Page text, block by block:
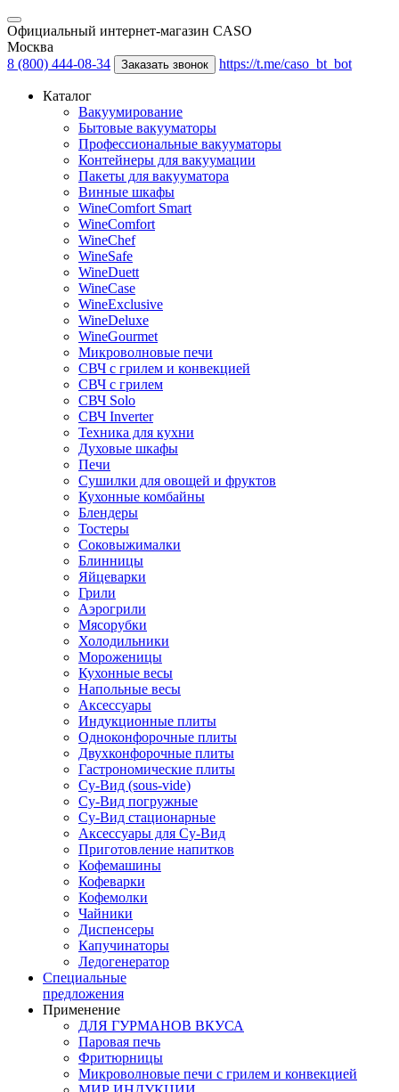
Официальный интернет-магазин CASO
Москва
8 (800) 444-08-34
Заказать звонок https://t.me/caso_bt_bot
Каталог
Вакуумирование
Бытовые вакууматоры
Профессиональные вакууматоры
Контейнеры для вакуумации
Пакеты для вакууматора
Винные шкафы
WineComfort Smart
WineComfort
WineChef
WineSafe
WineDuett
WineCase
WineExclusive
WineDeluxe
WineGourmet
Микроволновые печи
СВЧ с грилем и конвекцией
СВЧ с грилем
СВЧ Solo
СВЧ Inverter
Техника для кухни
Духовые шкафы
Печи
Сушилки для овощей и фруктов
Кухонные комбайны
Блендеры
Тостеры
Соковыжималки
Блинницы
Яйцеварки
Грили
Аэрогрили
Мясорубки
Холодильники
Мороженицы
Кухонные весы
Напольные весы
Аксессуары
Индукционные плиты
Одноконфорочные плиты
Двухконфорочные плиты
Гастрономические плиты
Су-Вид (sous-vide)
Су-Вид погружные
Су-Вид стационарные
Аксессуары для Су-Вид
Приготовление напитков
Кофемашины
Кофеварки
Кофемолки
Чайники
Диспенсеры
Капучинаторы
Ледогенератор
Специальные
предложения
Применение
ДЛЯ ГУРМАНОВ ВКУСА
Паровая печь
Фритюрницы
Микроволновые печи с грилем и конвекцией